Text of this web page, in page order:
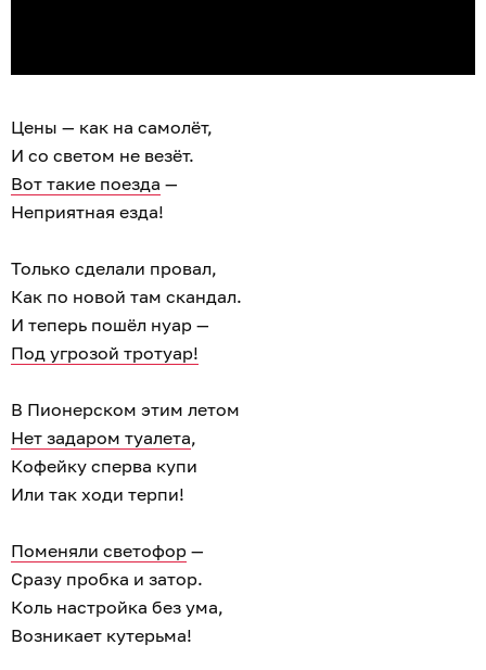
Цены — как на самолёт,
И со светом не везёт.
Вот такие поезда —
Неприятная езда!
Только сделали провал,
Как по новой там скандал.
И теперь пошёл нуар —
Под угрозой тротуар!
В Пионерском этим летом
Нет задаром туалета,
Кофейку сперва купи
Или так ходи терпи!
Поменяли светофор —
Сразу пробка и затор.
Коль настройка без ума,
Возникает кутерьма!